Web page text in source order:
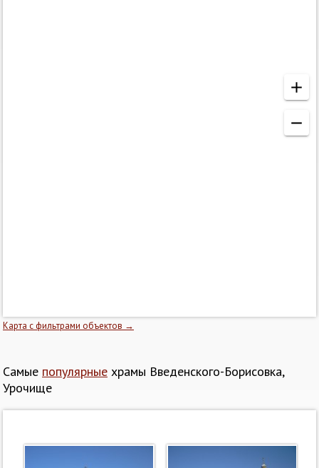
Карта с фильтрами объектов →
Самые популярные храмы Введенского-Борисовка,
Урочище